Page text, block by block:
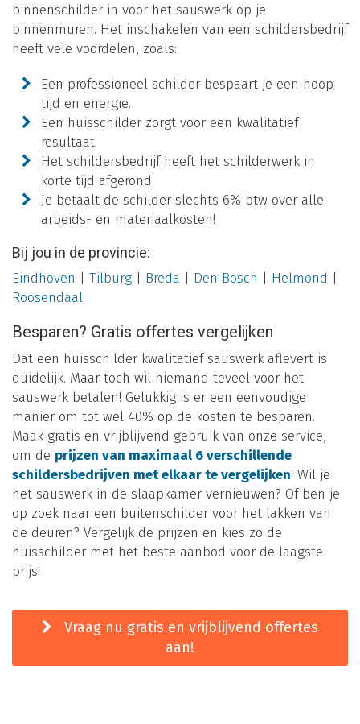
binnenschilder in voor het sauswerk op je
binnenmuren. Het inschakelen van een schildersbedrijf
heeft vele voordelen, zoals:
Een professioneel schilder bespaart je een hoop
tijd en energie.
Een huisschilder zorgt voor een kwalitatief
resultaat.
Het schildersbedrijf heeft het schilderwerk in
korte tijd afgerond.
Je betaalt de schilder slechts 6% btw over alle
arbeids- en materiaalkosten!
Bij jou in de provincie:
Eindhoven Tilburg Breda Den Bosch Helmond
Roosendaal
Besparen? Gratis offertes vergelijken
Dat een huisschilder kwalitatief sauswerk aflevert is
duidelijk. Maar toch wil niemand teveel voor het
sauswerk betalen! Gelukkig is er een eenvoudige
manier om tot wel 40% op de kosten te besparen.
Maak gratis en vrijblijvend gebruik van onze service,
om de prijzen van maximaal 6 verschillende
schildersbedrijven met elkaar te vergelijken! Wil je
het sauswerk in de slaapkamer vernieuwen? Of ben je
op zoek naar een buitenschilder voor het lakken van
de deuren? Vergelijk de prijzen en kies zo de
huisschilder met het beste aanbod voor de laagste
prijs!
Vraag nu gratis en vrijblijvend offertes
aan!